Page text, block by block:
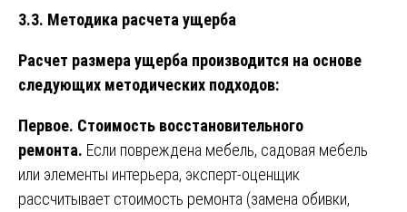
3.3. Методика расчета ущерба
Расчет размера ущерба производится на основе
следующих методических подходов:
Первое. Стоимость восстановительного
ремонта. Если повреждена мебель, садовая мебель
или элементы интерьера, эксперт-оценщик
рассчитывает стоимость ремонта (замена обивки,